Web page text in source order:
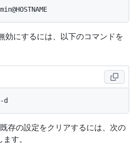
にするには、以下のコマンドを
存の設定をクリアするには、次の
す。